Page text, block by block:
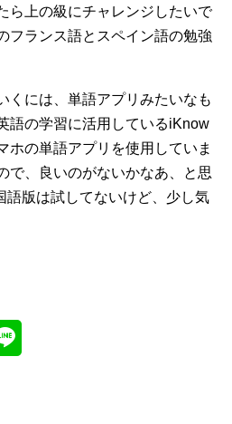
ら上の級にチャレンジしたいで
フランス語とスペイン語の勉強
くには、単語アプリみたいなも
語の学習に活用しているiKnow
ホの単語アプリを使用していま
で、良いのがないかなあ、と思
語版は試してないけど、少し気